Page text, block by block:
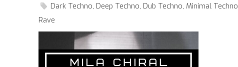
Dark Techno,Deep Techno,Dub Techno, Minimal Techno
Rave